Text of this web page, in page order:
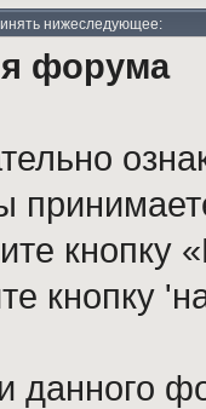
нижеследующее:
форума
кнопку
кнопку
данного